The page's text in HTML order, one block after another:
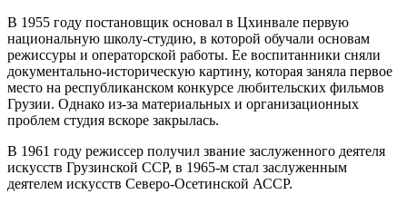
В 1955 году постановщик основал в Цхинвале первую
национальную школу-студию, в которой обучали основам
режиссуры и операторской работы. Ее воспитанники сняли
документально-историческую картину, которая заняла первое
место на республиканском конкурсе любительских фильмов
Грузии. Однако из-за материальных и организационных
проблем студия вскоре закрылась.
В 1961 году режиссер получил звание заслуженного деятеля
искусств Грузинской ССР, в 1965-м стал заслуженным
деятелем искусств Северо-Осетинской АССР.